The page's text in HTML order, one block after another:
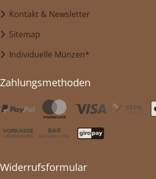
Kontakt & Newsletter
Sitemap
Individuelle Münzen*
Zahlungsmethoden
Widerrufsformular